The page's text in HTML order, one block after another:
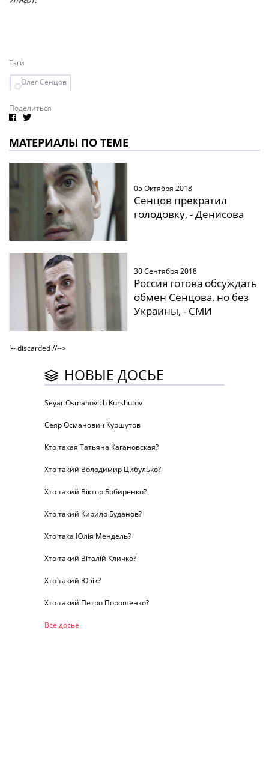
Тэги
Олег Сенцов
Поделиться
МАТЕРИАЛЫ ПО ТЕМЕ
05 Октября 2018
Сенцов прекратил
голодовку, - Денисова
30 Сентября 2018
Россия готова обсуждать
обмен Сенцова, но без
Украины, - СМИ
!-- discarded //-->
НОВЫЕ ДОСЬЕ
Seyar Osmanovich Kurshutov
Сеяр Османович Куршутов
Кто такая Татьяна Кагановская?
Хто такий Володимир Цибулько?
Хто такий Віктор Бобиренко?
Хто такий Кирило Буданов?
Хто така Юлія Мендель?
Хто такий Віталій Кличко?
Хто такий Юзік?
Хто такий Петро Порошенко?
Все досье